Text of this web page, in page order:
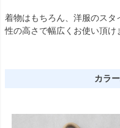
着物はもちろん、洋服のス
性の高さで幅広くお使い頂け
カラ